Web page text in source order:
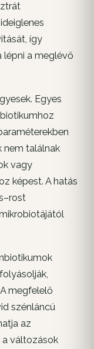
így
lépni a meglévő
Egyes
nem találnak
vagy
képest. A hatás
megfelelő
szénláncú
az
változások